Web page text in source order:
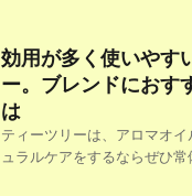
効用が多く使いやす
ー。ブレンドにおす
は
ティーツリーは、アロマオ
ュラルケアをするならぜひ常